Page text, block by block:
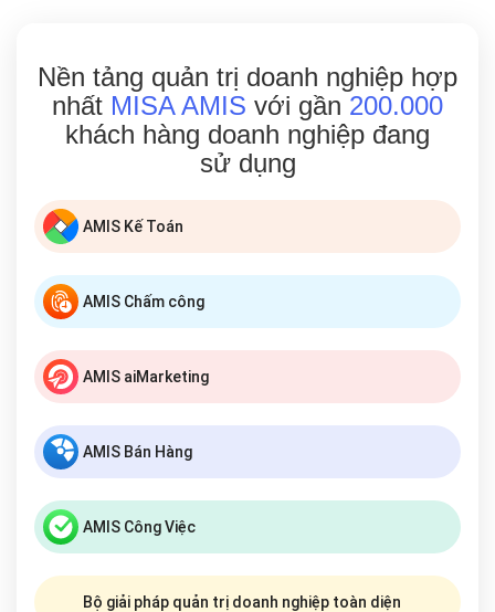
Nền tảng quản trị doanh nghiệp hợp
nhất MISA AMIS với gần 200.000
khách hàng doanh nghiệp đang
sử dụng
AMIS Kế Toán
AMIS Chấm công
AMIS aiMarketing
AMIS Bán Hàng
AMIS Công Việc
Bộ giải pháp quản trị doanh nghiệp toàn diện